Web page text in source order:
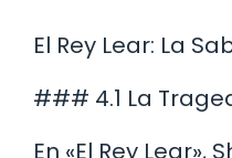
El Rey Lear: La
### 4.1 La
En «El Rey Lear»,